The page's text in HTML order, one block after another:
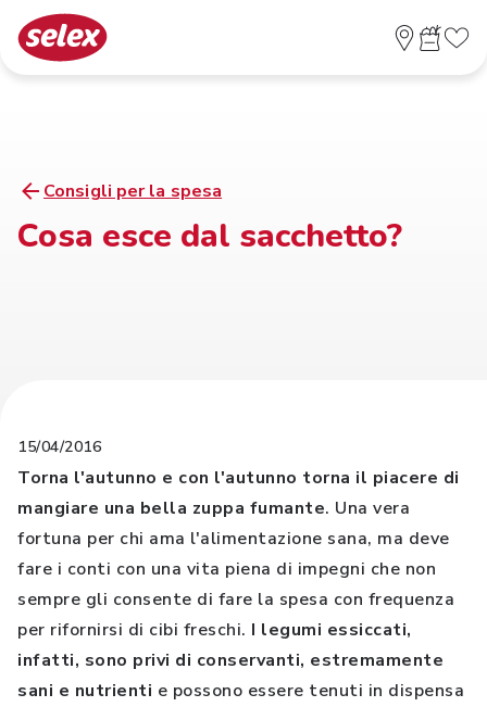
Consigli per la spesa
Cosa esce dal sacchetto?
15/04/2016
Torna l'autunno e con l'autunno torna il piacere di
mangiare una bella zuppa fumante. Una vera
fortuna per chi ama l'alimentazione sana, ma deve
fare i conti con una vita piena di impegni che non
sempre gli consente di fare la spesa con frequenza
per rifornirsi di cibi freschi. I legumi essiccati,
infatti, sono privi di conservanti, estremamente
sani e nutrienti e possono essere tenuti in dispensa